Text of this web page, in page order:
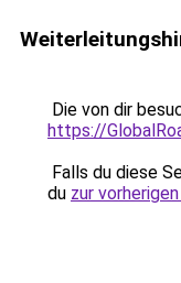
Die von dir
https://
Falls du diese
du zur